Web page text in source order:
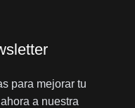
para mejorar tu
a nuestra